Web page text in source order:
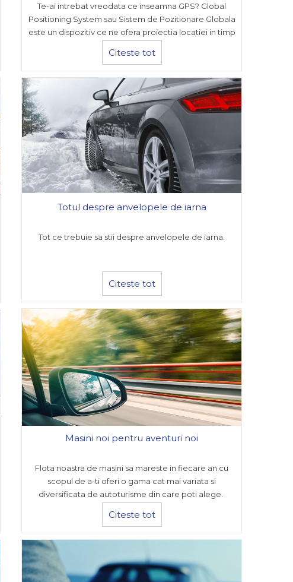
Te-ai intrebat vreodata ce inseamna GPS? Global
Positioning System sau Sistem de Pozitionare Globala
este un dispozitiv ce ne ofera proiectia locatiei in timp
harti.
Citeste tot
Totul despre anvelopele de iarna
Tot ce trebuie sa stii despre anvelopele de iarna.
Citeste tot
Masini noi pentru aventuri noi
Flota noastra de masini sa mareste in fiecare an cu
scopul de a-ti oferi o gama cat mai variata si
diversificata de autoturisme din care poti alege.
Citeste tot